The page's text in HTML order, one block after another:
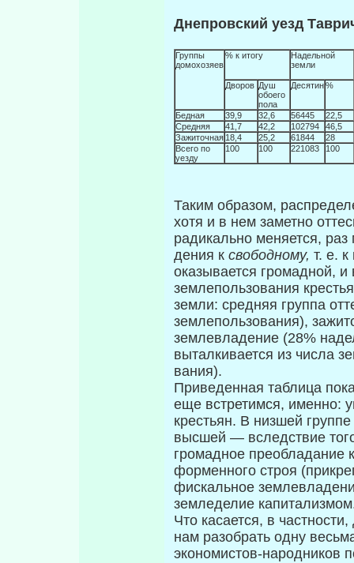
Днепровский уезд
Группы
домохозяев
% к итогу
Надельной
земли
Дворов Душ
обоего
пола
Десятин%
Бедная 39,9 32,6 56445
22,5
Средняя
41,7 42,2 102794
46,5
Зажиточная 18,4 25,2 61844
28
Всего по
уезду
100 100 221083 100
Таким образом,
хотя и в нем заметно
радикально меняется,
дения к свободному, т. е.
оказывается громадной, и
землепользования
земли: средняя группа
землепользования),
землевладение (28%
выталкивается из числа
вания).
Приведенная таблица
еще встретимся, именно:
кре­стьян. В низшей
высшей — вследствие
громадное преоб­ладание
форменного строя
фискальное
земледелие
Что касается, в
нам разобрать одну
экономистов-народников